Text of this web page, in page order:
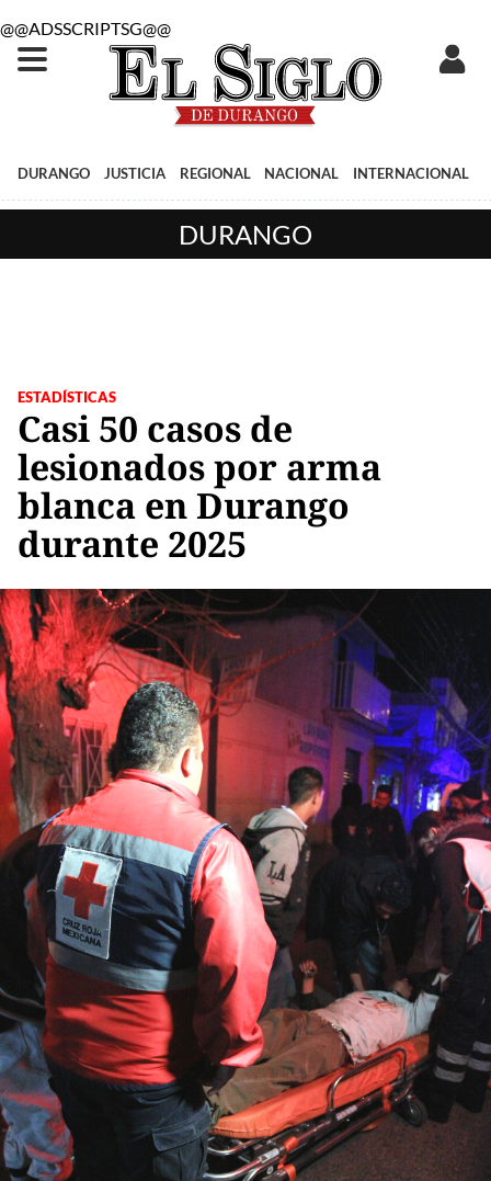
@@ADSSCRIPTSG@@
DURANGO JUSTICIA REGIONAL NACIONAL INTERNACIONAL
DURANGO
ESTADÍSTICAS
Casi 50 casos de
lesionados por arma
blanca en Durango
durante 2025